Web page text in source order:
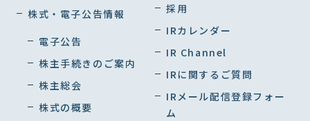
株式・電子公告情報
電子公告
株主手続きのご案内
株主総会
株式の概要
採用
IRカレンダー
IR Channel
IRに関するご質問
IRメール配信登録フォー
ム